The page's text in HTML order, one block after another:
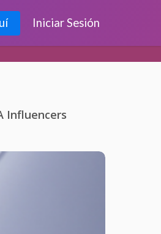
Iniciar Sesión
Influencers